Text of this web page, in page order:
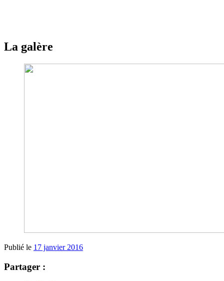
La galère
Publié le 17 janvier 2016
Partager :